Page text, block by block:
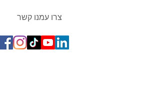
צרו עמנו קשר